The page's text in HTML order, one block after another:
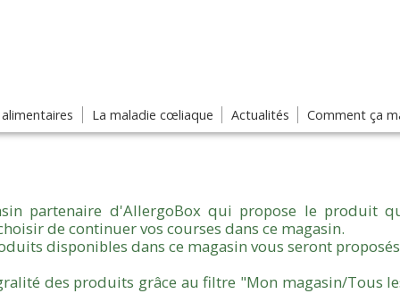
La maladie cœliaque Actualités Comment ça
partenaire d'AllergoBox qui propose le produit
de continuer vos courses dans ce magasin.
disponibles dans ce magasin vous seront
des produits grâce au filtre "Mon magasin/Tous